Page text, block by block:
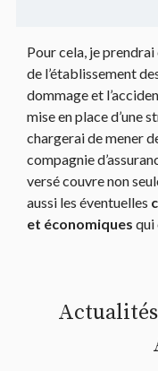
Pour cela, je prendrai
de l’établissement
dommage et
mise en place d’une
chargerai de mener
compagnie
versé couvre non
aussi les éventuelles
et économiques qui